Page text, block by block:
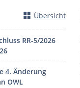
Übersicht
RR-5/2026
4. Änderung
OWL